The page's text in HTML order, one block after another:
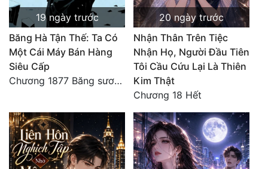
19 ngày trước
Băng Hà Tận Thế: Ta Có
Một Cái Máy Bán Hàng
Siêu Cấp
Chương 1877 Băng sương kết giới
20 ngày trước
Nhận Thân Trên Tiệc
Nhận Họ, Người Đầu Tiên
Tôi Cầu Cứu Lại Là Thiên
Kim Thật
Chương 18 Hết